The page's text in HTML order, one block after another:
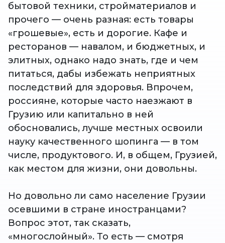
бытовой техники, стройматериалов и
прочего — очень разная: есть товары
«грошевые», есть и дорогие. Кафе и
ресторанов — навалом, и бюджетных, и
элитных, однако надо знать, где и чем
питаться, дабы избежать неприятных
последствий для здоровья. Впрочем,
россияне, которые часто наезжают в
Грузию или капитально в ней
обосновались, лучше местных освоили
науку качественного шопинга — в том
числе, продуктового. И, в общем, Грузией,
как местом для жизни, они довольны.
Но довольно ли само население Грузии
осевшими в стране иностранцами?
Вопрос этот, так сказать,
«многослойный». То есть — смотря